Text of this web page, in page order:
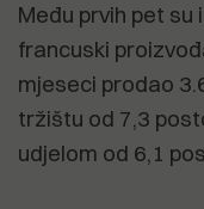
Među prvih pet su
francuski
mjeseci prodao
tržištu od 7,3
udjelom od 6,1